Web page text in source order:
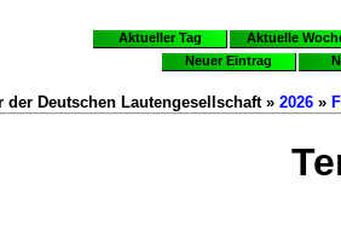
Aktueller Tag Aktuelle
Neuer Eintrag
der Deutschen Lautengesellschaft » 2026 »